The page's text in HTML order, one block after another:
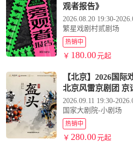
观者报告》
2026.08.20 19:30-
繁星戏剧村贰剧场
热销中
￥ 180.00元起
【北京】2026国
北京风雷京剧团 京
2026.09.11 19:30-
国家大剧院-小剧场
热销中
￥ 280.00元起